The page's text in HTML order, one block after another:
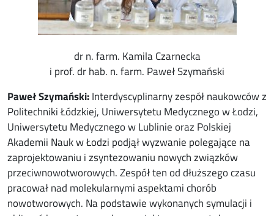
dr n. farm. Kamila Czarnecka
i prof. dr hab. n. farm. Paweł Szymański
Paweł Szymański:Interdyscyplinarny zespół naukowców z
Politechniki Łódzkiej, Uniwersytetu Medycznego w Łodzi,
Uniwersytetu Medycznego w Lublinie oraz Polskiej
Akademii Nauk w Łodzi podjął wyzwanie polegające na
zaprojektowaniu i zsyntezowaniu nowych związków
przeciwnowotworowych. Zespół ten od dłuższego czasu
pracował nad molekularnymi aspektami chorób
nowotworowych. Na podstawie wykonanych symulacji i